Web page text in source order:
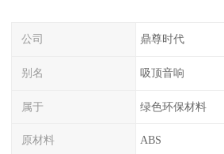
公司 鼎尊时代
别名 吸顶音响
属于 绿色环保材料
原材料 ABS